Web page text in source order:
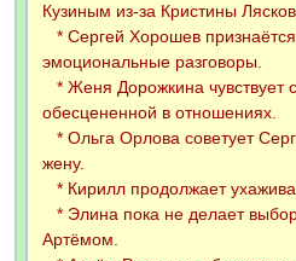
Кузиным из-за Кристины
* Сергей Хорошев
эмоциональные разговоры.
* Женя Дорожкина чувствует
обесцененной в отношениях.
* Ольга Орлова советует
жену.
* Кирилл продолжает
* Элина пока не делает
Артёмом.